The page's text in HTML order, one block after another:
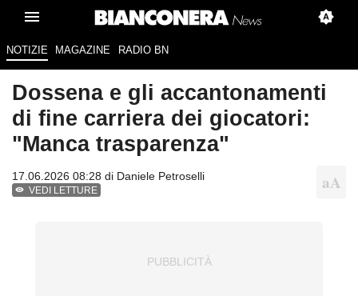
NOTIZIE MAGAZINE RADIO BN
Dossena e gli accantonamenti
di fine carriera dei giocatori:
"Manca trasparenza"
17.06.2026 08:28 di Daniele Petroselli
VEDI LETTURE